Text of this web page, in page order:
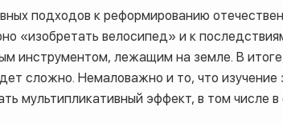
подходов к реформированию
«изобретать велосипед» и к
инструментом, лежащим на земле. В
сложно. Немаловажно и то, что изучение
мультипликативный эффект, в том числе